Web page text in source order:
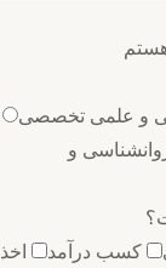
و علمی تخصصی
و
کسب درآمد
اخذ